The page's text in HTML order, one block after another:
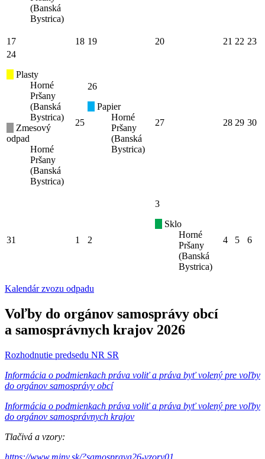
(Banská
Bystrica)
17 18 19 20 21 22 23
24
Plasty
Horné
Pršany
(Banská
Bystrica)
Zmesový
odpad
Horné
Pršany
(Banská
Bystrica)
25
26
Papier
Horné
Pršany
(Banská
Bystrica)
27 28 29 30
31 1 2
3
Sklo
Horné
Pršany
(Banská
Bystrica)
4 5 6
Kalendár zvozu odpadu
Voľby do orgánov samosprávy obcí
a samosprávnych krajov 2026
Rozhodnutie predsedu NR SR
Informácia o podmienkach práva voliť a práva byť volený pre voľby
do orgánov samosprávy obcí
Informácia o podmienkach práva voliť a práva byť volený pre voľby
do orgánov samosprávnych krajov
Tlačivá a vzory:
https://www.minv.sk/?samosprava26-vzory01